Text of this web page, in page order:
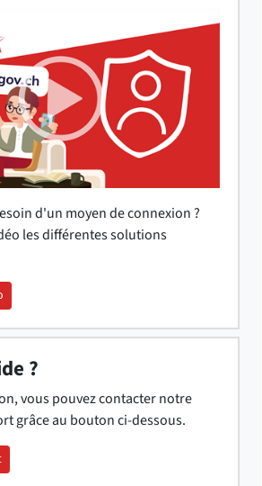
d'un moyen de connexion ?
les différentes solutions
?
vous pouvez contacter notre
grâce au bouton ci-dessous.